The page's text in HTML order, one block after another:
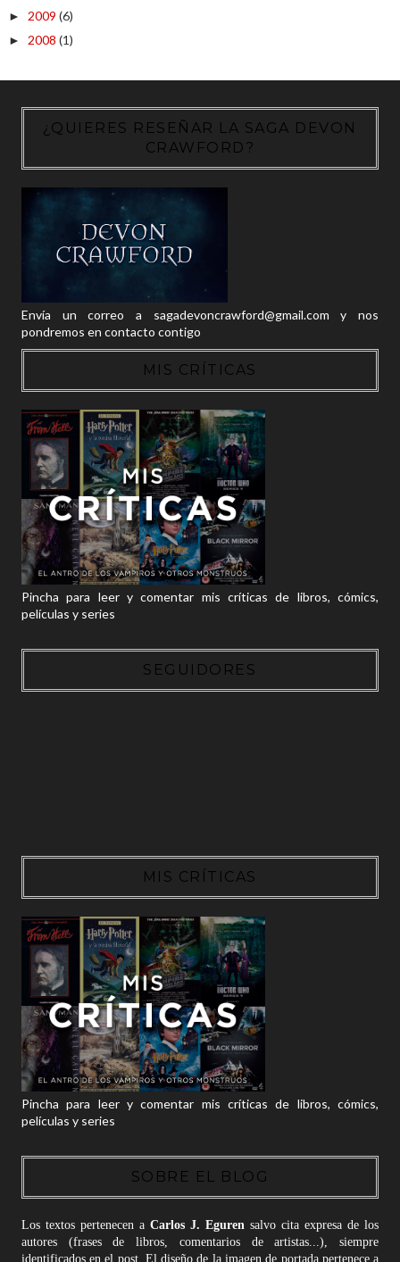
► 2009 (6)
► 2008 (1)
¿QUIERES RESEÑAR LA SAGA DEVON
CRAWFORD?
Envía un correo a sagadevoncrawford@gmail.com y nos
pondremos en contacto contigo
MIS CRÍTICAS
Pincha para leer y comentar mis críticas de libros, cómics,
películas y series
SEGUIDORES
MIS CRÍTICAS
Pincha para leer y comentar mis críticas de libros, cómics,
películas y series
SOBRE EL BLOG
Los textos pertenecen a Carlos J. Egurensalvo cita expresa de los
autores (frases de libros, comentarios de artistas...), siempre
identificados en el post. El diseño de la imagen de portada pertenece a